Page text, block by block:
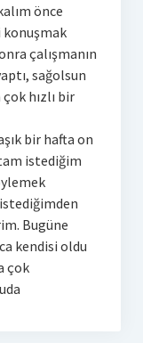
önce
konuşmak
çalışmanın
sağolsun
hızlı bir
bir hafta on
istediğim
Bugüne
kendisi oldu
çok